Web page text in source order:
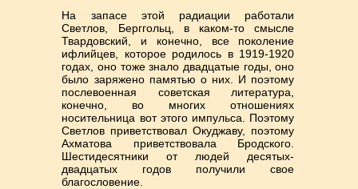
На запасе этой радиации работали
Светлов, Берггольц, в каком-то смысле
Твардовский, и конечно, все поколение
ифлийцев, которое родилось в 1919-1920
годах, оно тоже знало двадцатые годы, оно
было заряжено памятью о них. И поэтому
послевоенная советская литература,
конечно, во многих отношениях
носительница вот этого импульса. Поэтому
Светлов приветствовал Окуджаву, поэтому
Ахматова приветствовала Бродского.
Шестидесятники от людей десятых-
двадцатых годов получили свое
благословение.